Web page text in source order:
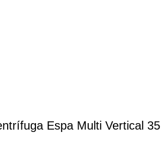
Espa Multi Vertical 35